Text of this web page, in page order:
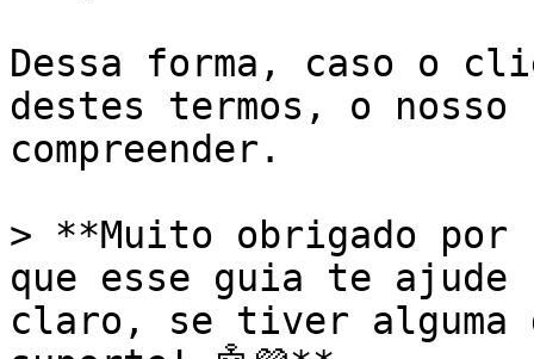
Dessa forma, caso o
destes termos, o
compreender.
> **Muito obrigado por
que esse guia te ajude
claro, se tiver alguma